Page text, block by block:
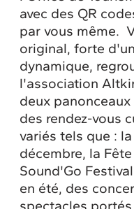
avec des QR
par vous même.
original, forte
dynamique,
l'association
deux
des rendez-vous
variés tels que :
décembre, la
Sound'Go
en été, des